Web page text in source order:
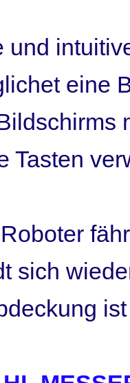
und
eine
Tasten
sich